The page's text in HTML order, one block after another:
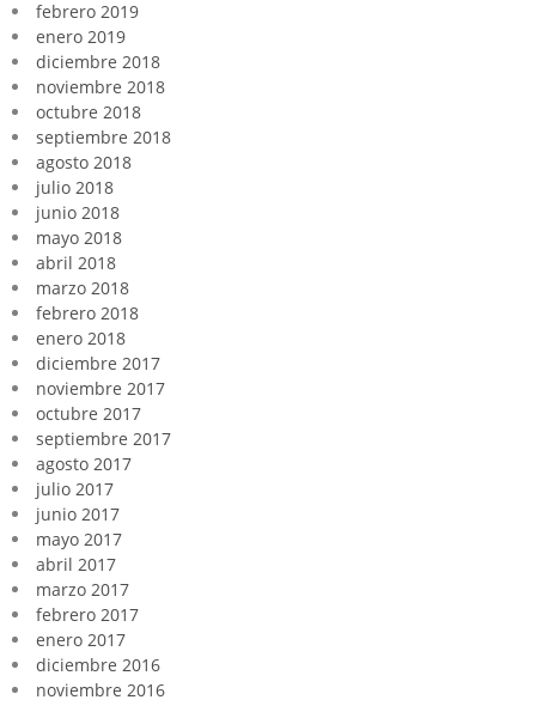
febrero 2019
enero 2019
diciembre 2018
noviembre 2018
octubre 2018
septiembre 2018
agosto 2018
julio 2018
junio 2018
mayo 2018
abril 2018
marzo 2018
febrero 2018
enero 2018
diciembre 2017
noviembre 2017
octubre 2017
septiembre 2017
agosto 2017
julio 2017
junio 2017
mayo 2017
abril 2017
marzo 2017
febrero 2017
enero 2017
diciembre 2016
noviembre 2016